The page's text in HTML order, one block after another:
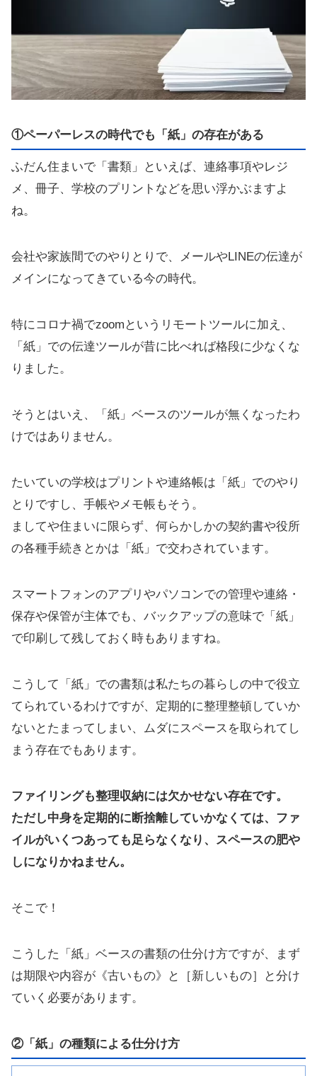
①ペーパーレスの時代でも「紙」の存在がある
ふだん住まいで「書類」といえば、連絡事項やレジ
メ、冊子、学校のプリントなどを思い浮かぶますよ
ね。
会社や家族間でのやりとりで、メールやLINEの伝達が
メインになってきている今の時代。
特にコロナ禍でzoomというリモートツールに加え、
「紙」での伝達ツールが昔に比べれば格段に少なくな
りました。
そうとはいえ、「紙」ベースのツールが無くなったわ
けではありません。
たいていの学校はプリントや連絡帳は「紙」でのやり
とりですし、手帳やメモ帳もそう。
ましてや住まいに限らず、何らかしかの契約書や役所
の各種手続きとかは「紙」で交わされています。
スマートフォンのアプリやパソコンでの管理や連絡・
保存や保管が主体でも、バックアップの意味で「紙」
で印刷して残しておく時もありますね。
こうして「紙」での書類は私たちの暮らしの中で役立
てられているわけですが、定期的に整理整頓していか
ないとたまってしまい、ムダにスペースを取られてし
まう存在でもあります。
ファイリングも整理収納には欠かせない存在です。
ただし中身を定期的に断捨離していかなくては、ファ
イルがいくつあっても足らなくなり、スペースの肥や
しになりかねません。
そこで！
こうした「紙」ベースの書類の仕分け方ですが、まず
は期限や内容が《古いもの》と［新しいもの］と分け
ていく必要があります。
②「紙」の種類による仕分け方